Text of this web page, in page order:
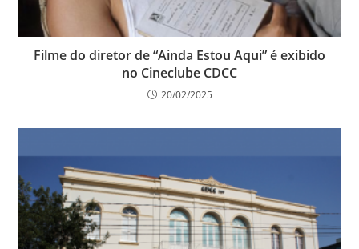
Filme do diretor de “Ainda Estou Aqui” é exibido
no Cineclube CDCC
20/02/2025